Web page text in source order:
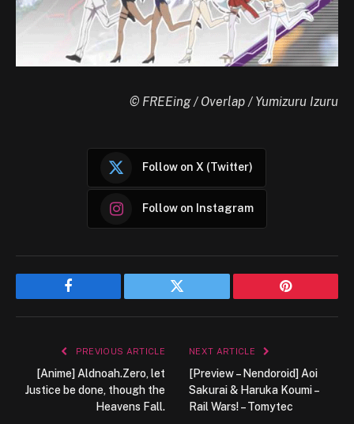
© FREEing / Overlap / Yumizuru Izuru
Follow on X (Twitter)
Follow on Instagram
Facebook Twitter Pinterest
PREVIOUS ARTICLE
[Anime] Aldnoah.Zero, let
Justice be done, though the
Heavens Fall.
NEXT ARTICLE
[Preview – Nendoroid] Aoi
Sakurai & Haruka Koumi –
Rail Wars! – Tomytec